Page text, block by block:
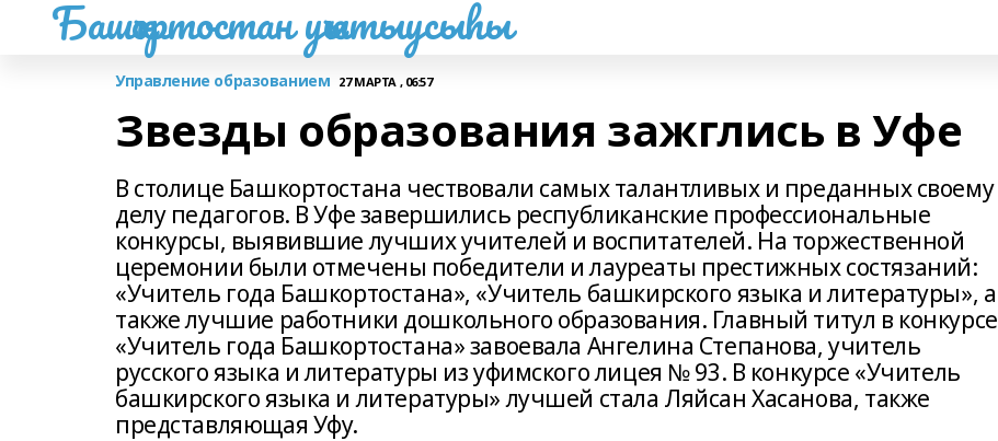
Башҡортостан уҡытыусыһы
Управление образованием 27 МАРТА , 06:57
Звезды образования зажглись в Уфе
В столице Башкортостана чествовали самых талантливых и преданных своему
делу педагогов. В Уфе завершились республиканские профессиональные
конкурсы, выявившие лучших учителей и воспитателей. На торжественной
церемонии были отмечены победители и лауреаты престижных состязаний:
«Учитель года Башкортостана», «Учитель башкирского языка и литературы», а
также лучшие работники дошкольного образования. Главный титул в конкурсе
«Учитель года Башкортостана» завоевала Ангелина Степанова, учитель
русского языка и литературы из уфимского лицея № 93. В конкурсе «Учитель
башкирского языка и литературы» лучшей стала Ляйсан Хасанова, также
представляющая Уфу.